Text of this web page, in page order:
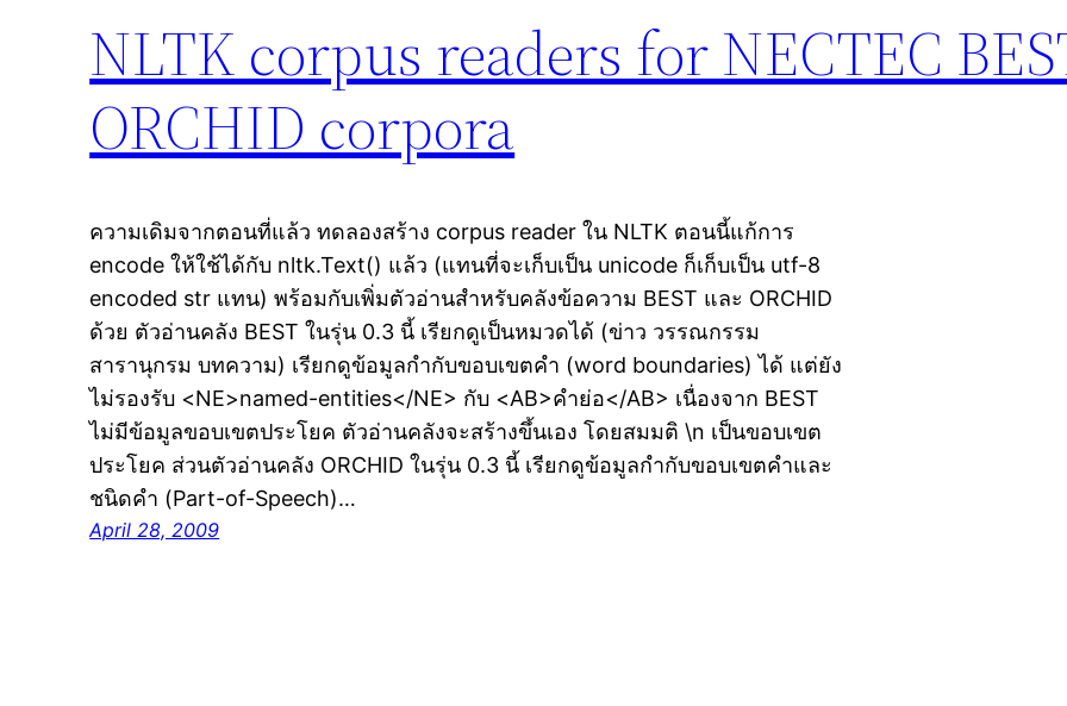
NLTK corpus readers for NECTEC
ORCHID corpora
ความเดิมจากตอนที่แล้ว ทดลองสร้าง corpus reader ใน NLTK ตอนนี้แก้การ
encode ให้ใช้ได้กับ nltk.Text() แล้ว (แทนที่จะเก็บเป็น unicode ก็เก็บเป็น utf-8
encoded str แทน) พร้อมกับเพิ่มตัวอ่านสำหรับคลังข้อความ BEST และ ORCHID
ด้วย ตัวอ่านคลัง BEST ในรุ่น 0.3 นี้ เรียกดูเป็นหมวดได้ (ข่าว วรรณกรรม
สารานุกรม บทความ) เรียกดูข้อมูลกำกับขอบเขตคำ (word boundaries) ได้ แต่ยัง
ไม่รองรับ <NE>named-entities</NE> กับ <AB>คำย่อ</AB> เนื่องจาก BEST
ไม่มีข้อมูลขอบเขตประโยค ตัวอ่านคลังจะสร้างขึ้นเอง โดยสมมติ \n เป็นขอบเขต
ประโยค ส่วนตัวอ่านคลัง ORCHID ในรุ่น 0.3 นี้ เรียกดูข้อมูลกำกับขอบเขตคำและ
ชนิดคำ (Part-of-Speech)…
April 28, 2009